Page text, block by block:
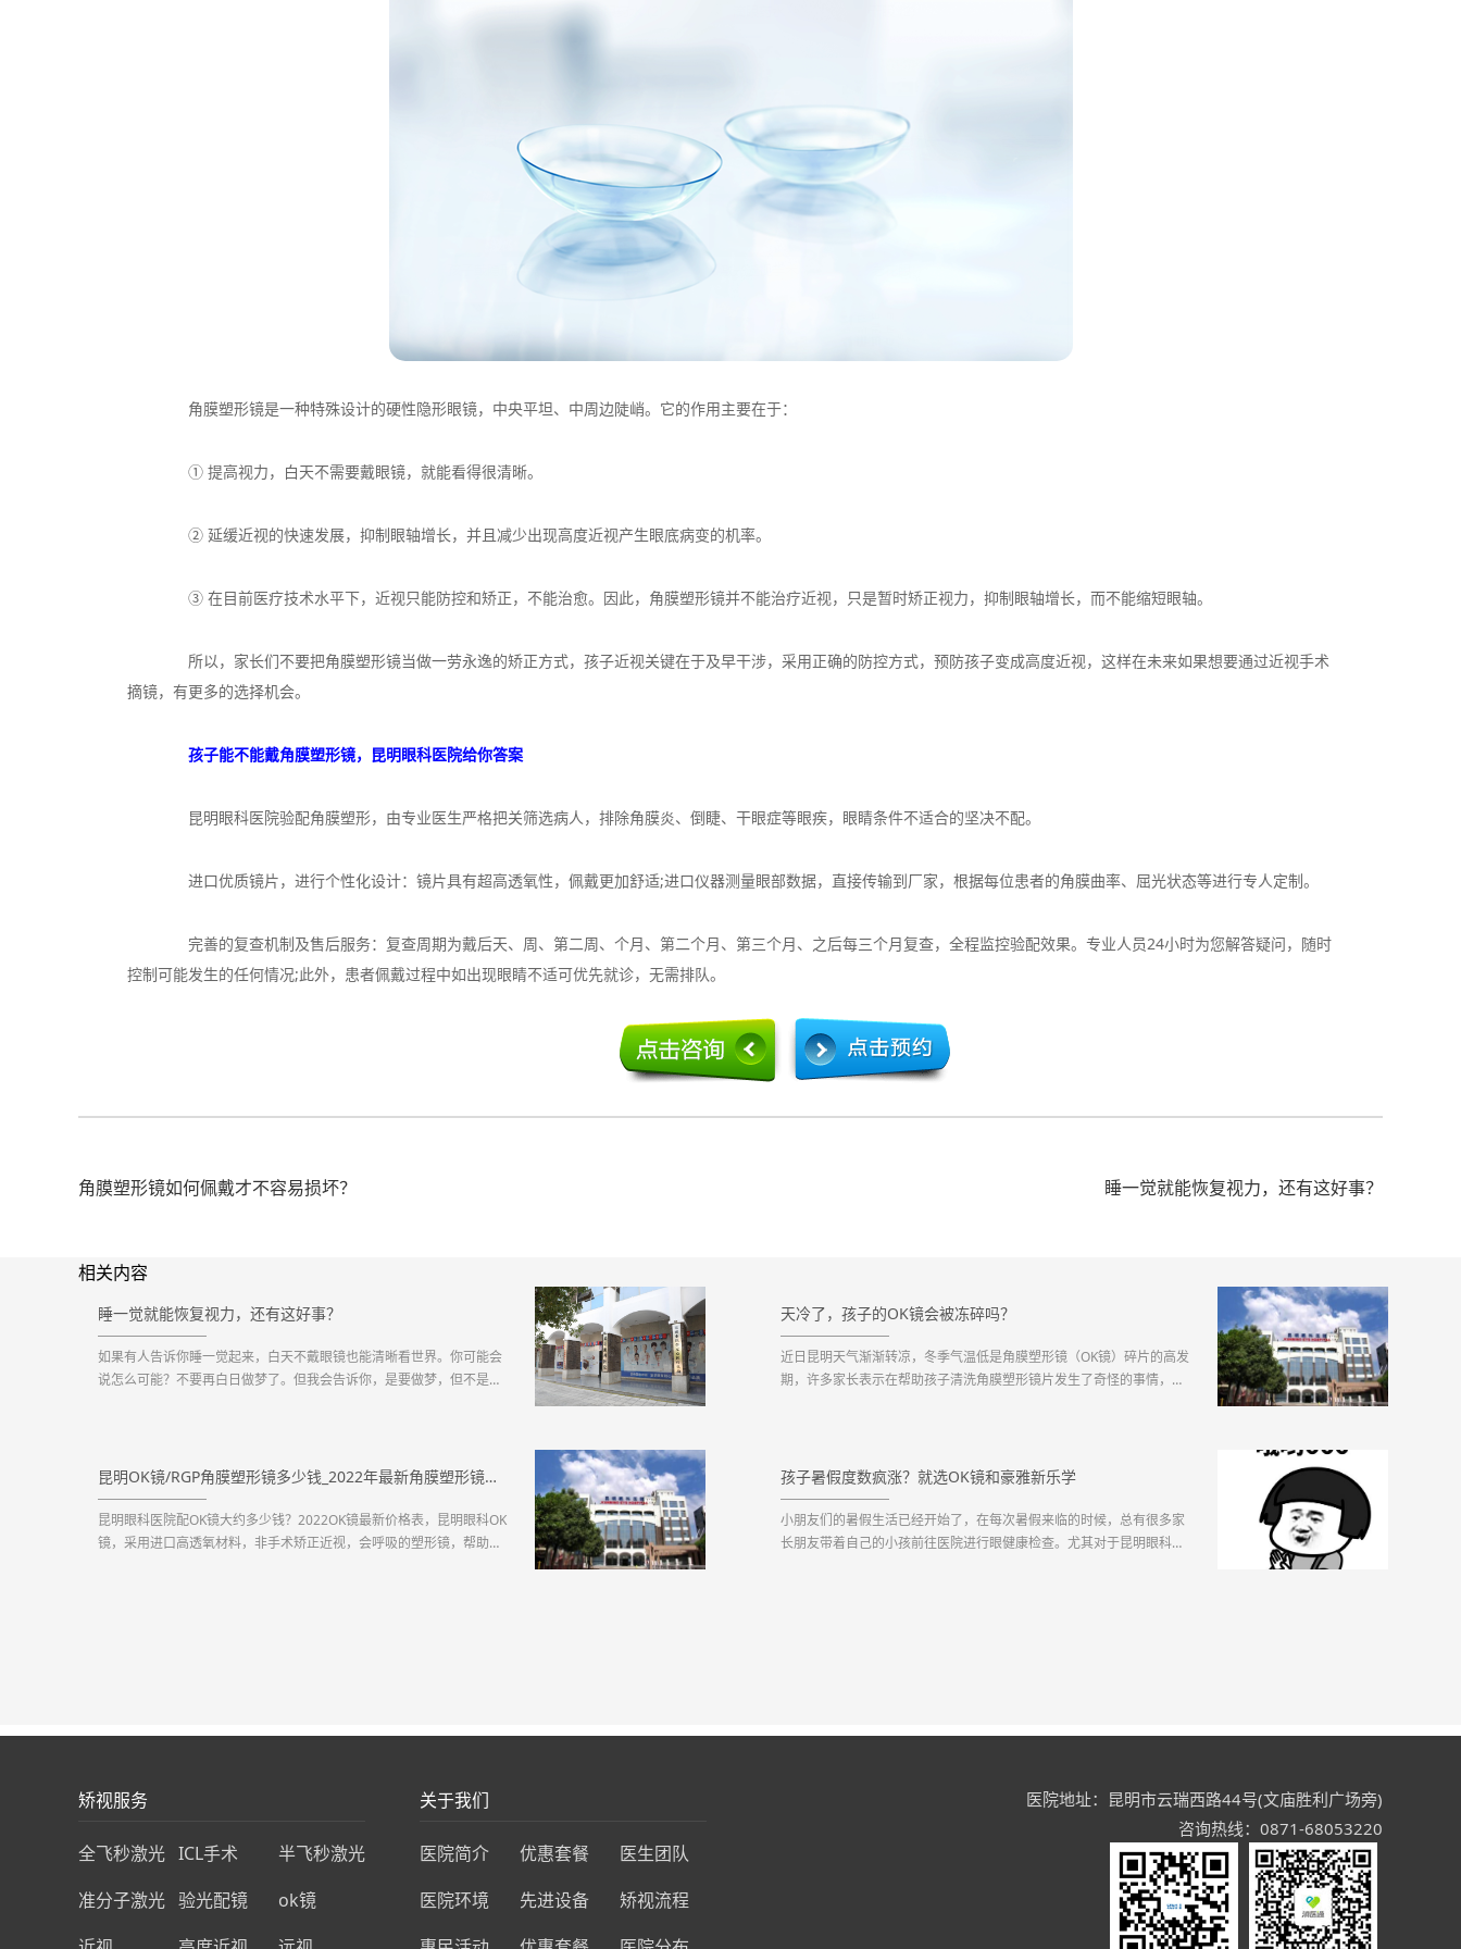
角膜塑形镜是一种特殊设计的硬性隐形眼镜，中央平坦、中周边陡峭。它的作用主要在于：
① 提高视力，白天不需要戴眼镜，就能看得很清晰。
② 延缓近视的快速发展，抑制眼轴增长，并且减少出现高度近视产生眼底病变的机率。
③ 在目前医疗技术水平下，近视只能防控和矫正，不能治愈。因此，角膜塑形镜并不能治疗近视，只是暂时矫正视力，抑制眼轴增长，而不能缩短眼轴。
所以，家长们不要把角膜塑形镜当做一劳永逸的矫正方式，孩子近视关键在于及早干涉，采用正确的防控方式，预防孩子变成高度近视，这样在未来如果想要通过近视手术
摘镜，有更多的选择机会。
孩子能不能戴角膜塑形镜，昆明眼科医院给你答案
昆明眼科医院验配角膜塑形，由专业医生严格把关筛选病人，排除角膜炎、倒睫、干眼症等眼疾，眼睛条件不适合的坚决不配。
进口优质镜片，进行个性化设计：镜片具有超高透氧性，佩戴更加舒适;进口仪器测量眼部数据，直接传输到厂家，根据每位患者的角膜曲率、屈光状态等进行专人定制。
完善的复查机制及售后服务：复查周期为戴后天、周、第二周、个月、第二个月、第三个月、之后每三个月复查，全程监控验配效果。专业人员24小时为您解答疑问，随时
控制可能发生的任何情况;此外，患者佩戴过程中如出现眼睛不适可优先就诊，无需排队。
角膜塑形镜如何佩戴才不容易损坏？ 睡一觉就能恢复视力，还有这好事？
相关内容
睡一觉就能恢复视力，还有这好事？
如果有人告诉你睡一觉起来，白天不戴眼镜也能清晰看世界。你可能会
说怎么可能？不要再白日做梦了。但我会告诉你，是要做梦，但不是做
天冷了，孩子的OK镜会被冻碎吗？
近日昆明天气渐渐转凉，冬季气温低是角膜塑形镜（OK镜）碎片的高发
期，许多家长表示在帮助孩子清洗角膜塑形镜片发生了奇怪的事情，镜
昆明OK镜/RGP角膜塑形镜多少钱_2022年最新角膜塑形镜价格预览表
昆明眼科医院配OK镜大约多少钱？2022OK镜最新价格表，昆明眼科OK
镜，采用进口高透氧材料，非手术矫正近视，会呼吸的塑形镜，帮助孩
孩子暑假度数疯涨？就选OK镜和豪雅新乐学
小朋友们的暑假生活已经开始了，在每次暑假来临的时候，总有很多家
长朋友带着自己的小孩前往医院进行眼健康检查。尤其对于昆明眼科医
矫视服务
全飞秒激光 ICL手术
半飞秒激光
准分子激光 验光配镜
ok镜
关于我们
医院简介 优惠套餐
医生团队
医院环境
先进设备
矫视流程
医院地址：昆明市云瑞西路44号(文庙胜利广场旁)
咨询热线：0871-68053220